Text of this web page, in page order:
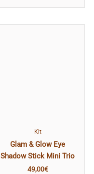
Kit
Glam & Glow Eye
Shadow Stick Mini Trio
49,00€